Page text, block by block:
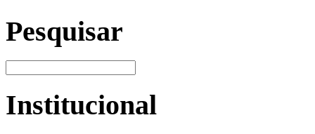
Pesquisar
Institucional